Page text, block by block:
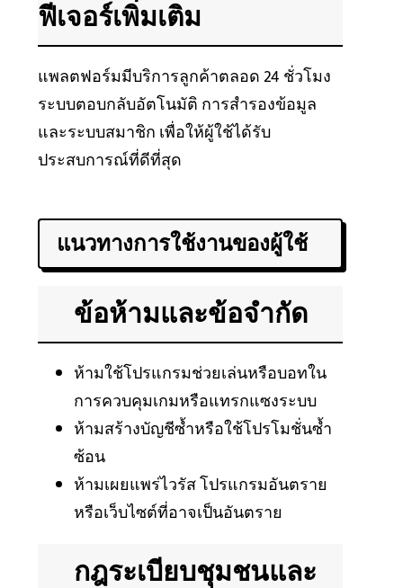
ฟีเจอร์เพิ่มเติม
แพลตฟอร์มมีบริการลูกค้าตลอด 24 ชั่วโมง
ระบบตอบกลับอัตโนมัติ การสำรองข้อมูล
และระบบสมาชิก เพื่อให้ผู้ใช้ได้รับ
ประสบการณ์ที่ดีที่สุด
แนวทางการใช้งานของผู้ใช้
ข้อห้ามและข้อจำกัด
ห้ามใช้โปรแกรมช่วยเล่นหรือบอทใน
การควบคุมเกมหรือแทรกแซงระบบ
ห้ามสร้างบัญชีซ้ำหรือใช้โปรโมชั่นซ้ำ
ซ้อน
ห้ามเผยแพร่ไวรัส โปรแกรมอันตราย
หรือเว็บไซต์ที่อาจเป็นอันตราย
กฎระเบียบชุมชนและ